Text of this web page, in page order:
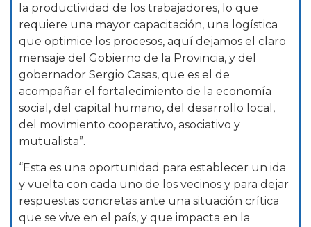
la productividad de los trabajadores, lo que
requiere una mayor capacitación, una logística
que optimice los procesos, aquí dejamos el claro
mensaje del Gobierno de la Provincia, y del
gobernador Sergio Casas, que es el de
acompañar el fortalecimiento de la economía
social, del capital humano, del desarrollo local,
del movimiento cooperativo, asociativo y
mutualista”.
“Esta es una oportunidad para establecer un ida
y vuelta con cada uno de los vecinos y para dejar
respuestas concretas ante una situación crítica
que se vive en el país, y que impacta en la